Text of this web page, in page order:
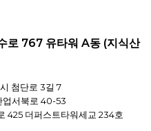
로 767 유타워 A동 (지식산
첨단로 3길 7
업서북로 40-53
425 더퍼스트타워세교 234호